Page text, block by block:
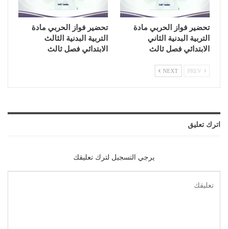
تحضير فواز الحربي مادة
التربية البدنية الثاني
الابتدائي فصل ثالث
تحضير فواز الحربي مادة
التربية البدنية الثالث
الابتدائي فصل ثالث
NEXT
اترك تعليق
يرجي التسجيل لترك تعليقك